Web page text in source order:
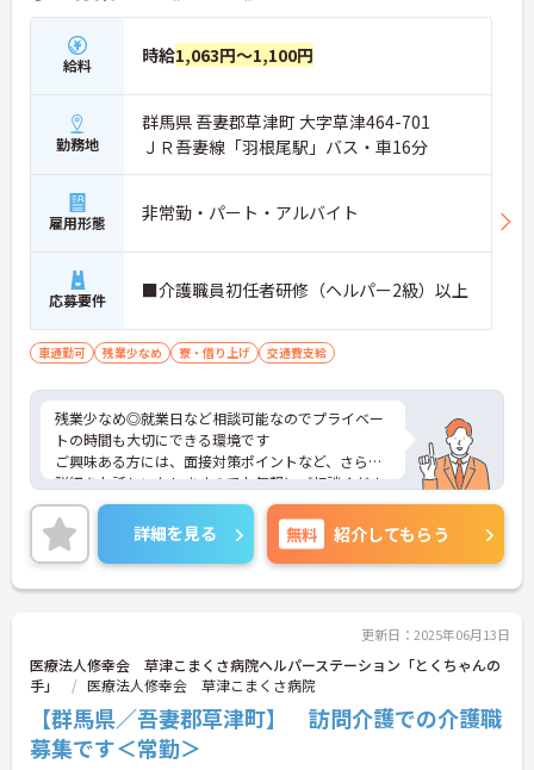
給料 時給1,063円～1,100円
勤務地
群馬県 吾妻郡草津町 大字草津464-701
ＪＲ吾妻線「羽根尾駅」バス・車16分
雇用形態 非常勤・パート・アルバイト
応募要件 ■介護職員初任者研修（ヘルパー2級）以上
車通勤可 残業少なめ 寮・借り上げ 交通費支給
残業少なめ◎就業日など相談可能なのでプライベー
トの時間も大切にできる環境です
ご興味ある方には、面接対策ポイントなど、さらに
詳細をお話しいたしますのでお気軽にご相談くださ
い！
詳細を見る 無料 紹介してもらう
更新日：2025年06月13日
医療法人修幸会 草津こまくさ病院ヘルパーステーション「とくちゃんの
手」
医療法人修幸会 草津こまくさ病院
【群馬県／吾妻郡草津町】 訪問介護での介護職
募集です＜常勤＞